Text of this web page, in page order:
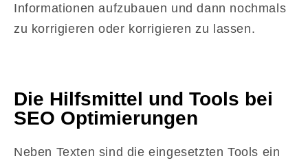
Informationen aufzubauen und dann nochmals
zu korrigieren oder korrigieren zu lassen.
Die Hilfsmittel und Tools bei
SEO Optimierungen
Neben Texten sind die eingesetzten Tools ein